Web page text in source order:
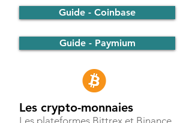
Guide - Coinbase
Guide - Paymium
Les crypto-monnaies
Les plateformes Bittrex et Binance